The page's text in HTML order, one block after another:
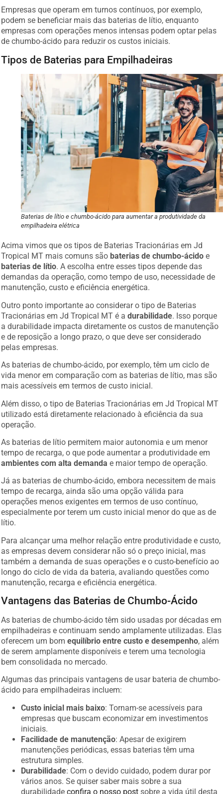
Empresas que operam em turnos contínuos, por exemplo,
podem se beneficiar mais das baterias de lítio, enquanto
empresas com operações menos intensas podem optar pelas
de chumbo-ácido para reduzir os custos iniciais.
Tipos de Baterias para Empilhadeiras
Baterias de lítio e chumbo-ácido para aumentar a produtividade da
empilhadeira elétrica
Acima vimos que os tipos de Baterias Tracionárias em Jd
Tropical MT mais comuns são baterias de chumbo-ácido e
baterias de lítio. A escolha entre esses tipos depende das
demandas da operação, como tempo de uso, necessidade de
manutenção, custo e eficiência energética.
Outro ponto importante ao considerar o tipo de Baterias
Tracionárias em Jd Tropical MT é adurabilidade. Isso porque
a durabilidade impacta diretamente os custos de manutenção
e de reposição a longo prazo, o que deve ser considerado
pelas empresas.
As baterias de chumbo-ácido, por exemplo, têm um ciclo de
vida menor em comparação com as baterias de lítio, mas são
mais acessíveis em termos de custo inicial.
Além disso, o tipo de Baterias Tracionárias em Jd Tropical MT
utilizado está diretamente relacionado à eficiência da sua
operação.
As baterias de lítio permitem maior autonomia e um menor
tempo de recarga, o que pode aumentar a produtividade em
ambientes com alta demanda e maior tempo de operação.
Já as baterias de chumbo-ácido, embora necessitem de mais
tempo de recarga, ainda são uma opção válida para
operações menos exigentes em termos de uso contínuo,
especialmente por terem um custo inicial menor do que as de
lítio.
Para alcançar uma melhor relação entre produtividade e custo,
as empresas devem considerar não só o preço inicial, mas
também a demanda de suas operações e o custo-benefício ao
longo do ciclo de vida da bateria, avaliando questões como
manutenção, recarga e eficiência energética.
Vantagens das Baterias de Chumbo-Ácido
As baterias de chumbo-ácido têm sido usadas por décadas em
empilhadeiras e continuam sendo amplamente utilizadas. Elas
oferecem um bomequilíbrio entre custo e desempenho, além
de serem amplamente disponíveis e terem uma tecnologia
bem consolidada no mercado.
Algumas das principais vantagens de usar bateria de chumbo-
ácido para empilhadeiras incluem:
Custo inicial mais baixo: Tornam-se acessíveis para
empresas que buscam economizar em investimentos
iniciais.
Facilidade de manutenção: Apesar de exigirem
manutenções periódicas, essas baterias têm uma
estrutura simples.
Durabilidade: Com o devido cuidado, podem durar por
vários anos. Se quiser saber mais sobre a sua
durabilidadeconfira o nosso post sobre a vida útil desta